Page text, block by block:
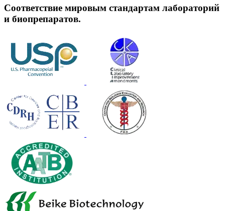
Соответствие мировым стандартам лабораторий
и биопрепаратов.